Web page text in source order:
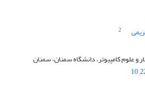
2
و علوم کامپیوتر، دانشگاه سمنان، سمنان